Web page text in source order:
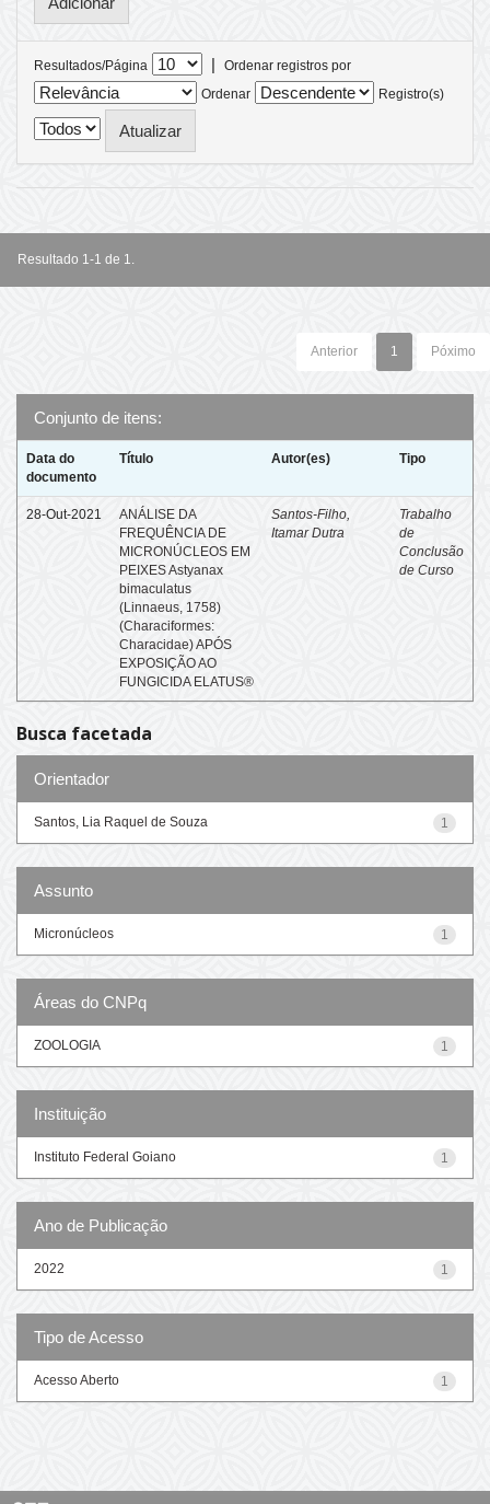
Resultados/Página |
Ordenar registros por
Ordenar
Registro(s)
Resultado 1-1 de 1.
Anterior 1 Póximo
Conjunto de itens:
Data do
documento
Título Autor(es) Tipo
28-Out-2021
ANÁLISE DA
FREQUÊNCIA DE
MICRONÚCLEOS EM
PEIXES Astyanax
bimaculatus
(Linnaeus, 1758)
(Characiformes:
Characidae) APÓS
EXPOSIÇÃO AO
FUNGICIDA ELATUS®
Santos-Filho,
Itamar Dutra
Trabalho
de
Conclusão
de Curso
Busca facetada
Orientador
1
Santos, Lia Raquel de Souza
Assunto
1
Micronúcleos
Áreas do CNPq
1
ZOOLOGIA
Instituição
1
Instituto Federal Goiano
Ano de Publicação
1
2022
Tipo de Acesso
1
Acesso Aberto